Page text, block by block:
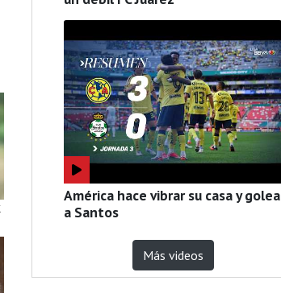
América hace vibrar su casa y golea
a Santos
Más videos